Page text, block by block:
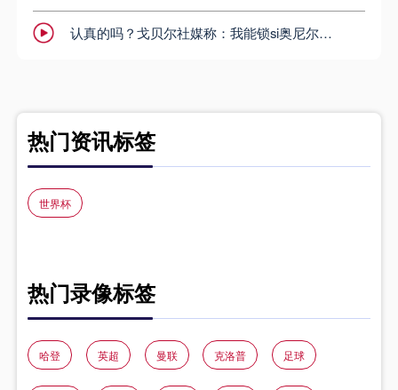
认真的吗？戈贝尔社媒称：我能锁si奥尼尔 巴克利：我支持戈贝尔
热门资讯标签
世界杯
热门录像标签
哈登 英超 曼联 克洛普 足球